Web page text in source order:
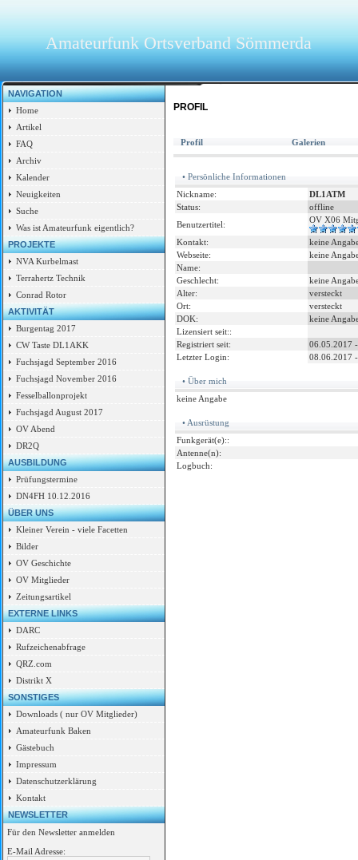
Amateurfunk Ortsverband Sömmerda
NAVIGATION
Home
Artikel
FAQ
Archiv
Kalender
Neuigkeiten
Suche
Was ist Amateurfunk eigentlich?
PROJEKTE
NVA Kurbelmast
Terrahertz Technik
Conrad Rotor
AKTIVITÄT
Burgentag 2017
CW Taste DL1AKK
Fuchsjagd September 2016
Fuchsjagd November 2016
Fesselballonprojekt
Fuchsjagd August 2017
OV Abend
DR2Q
AUSBILDUNG
Prüfungstermine
DN4FH 10.12.2016
ÜBER UNS
Kleiner Verein - viele Facetten
Bilder
OV Geschichte
OV Mitglieder
Zeitungsartikel
EXTERNE LINKS
DARC
Rufzeichenabfrage
QRZ.com
Distrikt X
SONSTIGES
Downloads ( nur OV Mitglieder)
Amateurfunk Baken
Gästebuch
Impressum
Datenschutzerklärung
Kontakt
NEWSLETTER
Für den Newsletter anmelden
E-Mail Adresse:
PROFIL
Profil Galerien
• Persönliche Informationen
Nickname:
DL1ATM
Status:
offline
Benutzertitel:
OV X06
Kontakt:
keine
Webseite:
keine
Name:
Geschlecht:
keine
Alter:
versteckt
Ort:
versteckt
DOK:
keine
Lizensiert seit::
Registriert seit:
06.05.2017
Letzter Login:
08.06.2017
• Über mich
keine Angabe
• Ausrüstung
Funkgerät(e)::
Antenne(n):
Logbuch: